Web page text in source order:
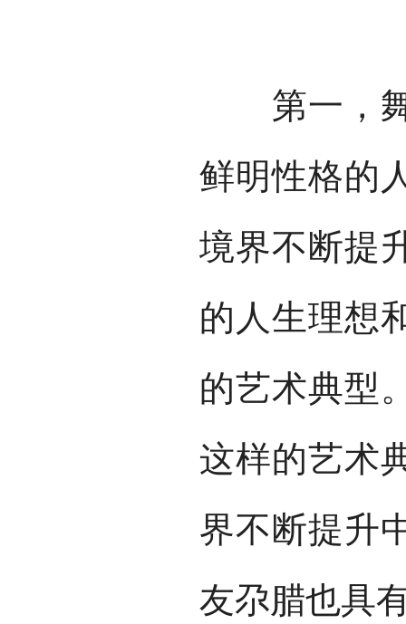
第一，舞
鲜明性格的
境界不断提
的人生理想
的艺术典型
这样的艺术
界不断提升
友尕腊也具